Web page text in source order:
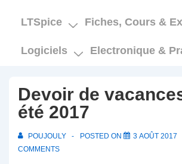
LTSpice Fiches, Cours &
Logiciels Electronique &
Devoir de
été 2017
POUJOULY POSTED ON 3 AOÛT 2017
COMMENTS